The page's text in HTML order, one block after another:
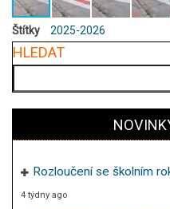
Štítky 2025-2026
HLEDAT
Rozloučení se školním
4 týdny ago